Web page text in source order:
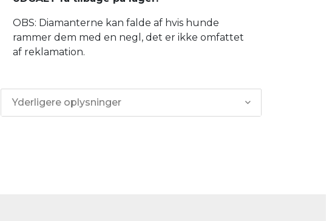
OBS: Diamanterne kan falde af hvis hunde
rammer dem med en negl, det er ikke omfattet
af reklamation.
Yderligere oplysninger